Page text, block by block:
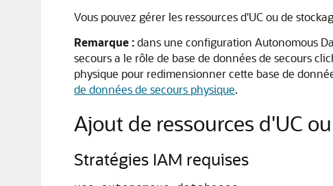
Vous pouvez gérer les ressources d'UC ou de
Remarque :dans une configuration Autonomous
secours a le rôle de base de données de secours
physique pour redimensionner cette base de
de données de secours physique.
Ajout de ressources d'UC
Stratégies IAM requises